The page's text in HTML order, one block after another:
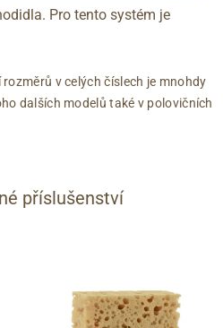
Pro tento systém je
v celých číslech je mnohdy
dalších modelů také v polovičních
příslušenství